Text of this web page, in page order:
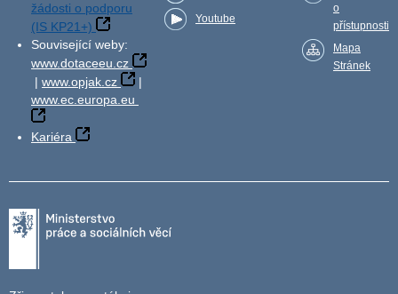
žádosti o podporu
(IS KP21+)
Související weby:
www.dotaceeu.cz
| www.opjak.cz
|
www.ec.europa.eu
Kariéra
Youtube
o
přístupnosti
Mapa
Stránek